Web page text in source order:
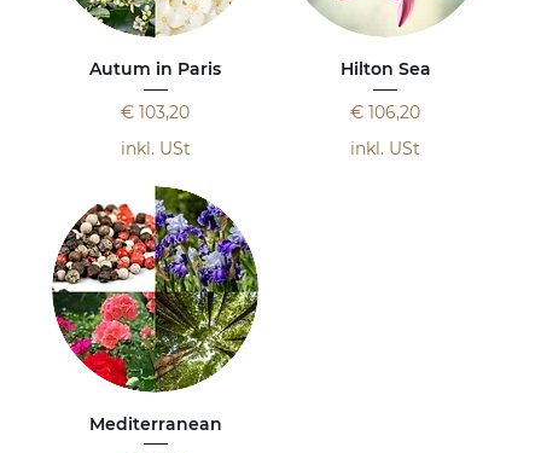
Autum in Paris
Preis
€ 103,20
inkl. USt
Hilton Sea
Preis
€ 106,20
inkl. USt
Mediterranean